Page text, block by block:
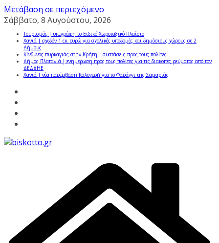
Μετάβαση σε περιεχόμενο
Σάββατο, 8 Αυγούστου, 2026
Τουρισμός | υπεγράφη το Ειδικό Χωροταξικό Πλαίσιο
Χανιά | σχεδόν 1 εκ. ευρώ για σχολικές υποδομές και δημόσιους χώρους σε 2
Δήμους
Κίνδυνος πυρκαγιάς στην Κρήτη | συστάσεις προς τους πολίτες
Δήμος Πλατανιά | ενημέρωση προς τους πολίτες για τις διακοπές ρεύματος από τον
ΔΕΔΔΗΕ
Χανιά | νέα παρέμβαση Καλογερή για το Φαράγγι της Σαμαριάς